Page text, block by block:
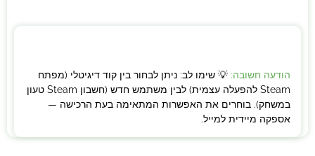
הודעה חשובה: 💡 שימו לב: ניתן לבחור בין קוד דיגיטלי (מפתח
Steam להפעלה עצמית) לבין משתמש חדש (חשבון Steam טעון
במשחק). בוחרים את האפשרות המתאימה בעת הרכישה —
אספקה מיידית למייל.